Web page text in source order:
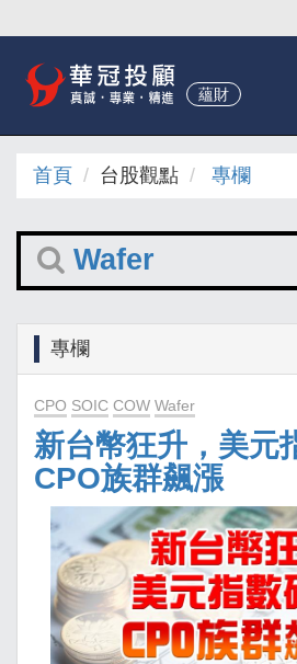
蘊財
首頁 台股觀點 專欄
Wafer
專欄
CPO SOIC COW Wafer
新台幣狂升，美元
CPO族群飆漲